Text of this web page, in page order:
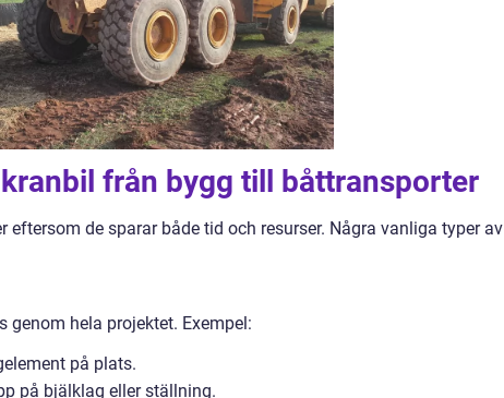
från bygg till båttransporter
eftersom de sparar både tid och resurser. Några vanliga typer av
genom hela projektet. Exempel:
på plats.
på bjälklag eller ställning.